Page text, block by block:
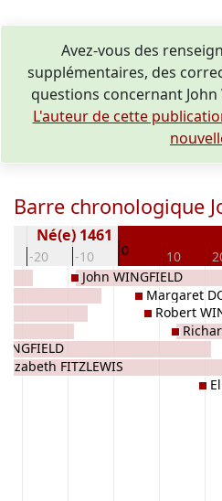
Avez-vous des
supplémentaires, des
questions concernant John
L'auteur de cette
Barre chronologique
-20 -10 0 10
Né(e) 1461
Elizabeth FITZLEWIS
John WINGFIELD
Margaret
Robert